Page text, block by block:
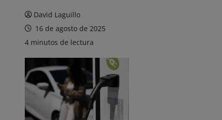
David Laguillo
16 de agosto de 2025
4 minutos de lectura